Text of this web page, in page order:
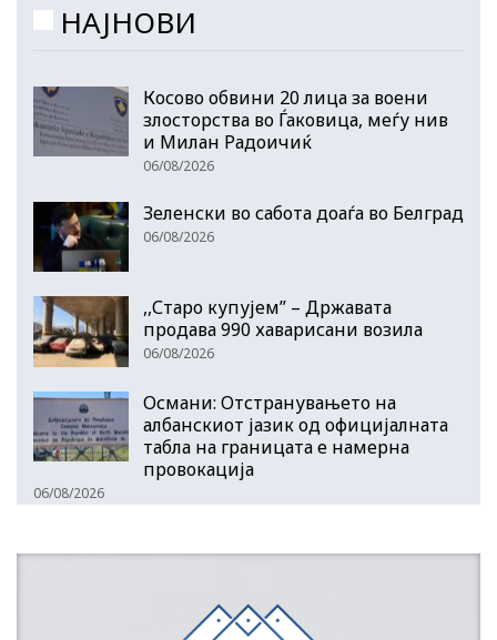
НАЈНОВИ
Косово обвини 20 лица за воени
злосторства во Ѓаковица, меѓу нив
и Милан Радоичиќ
06/08/2026
Зеленски во сабота доаѓа во Белград
06/08/2026
,,Старо купујем” – Државата
продава 990 хаварисани возила
06/08/2026
Османи: Отстранувањето на
албанскиот јазик од официјалната
табла на границата е намерна
провокација
06/08/2026